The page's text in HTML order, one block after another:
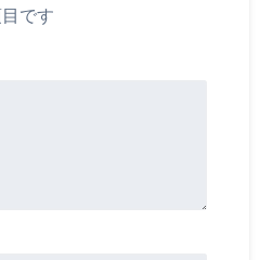
です